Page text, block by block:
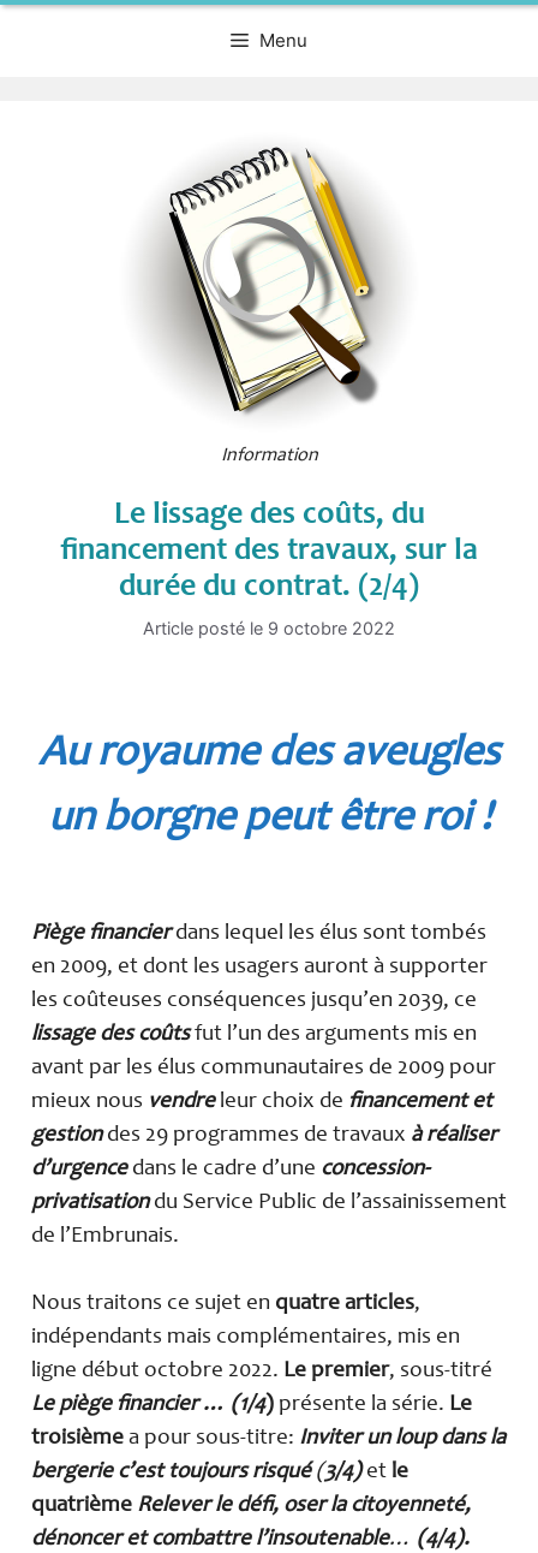
Menu
Information
Le lissage des coûts, du
financement des travaux, sur la
durée du contrat. (2/4)
Article posté le 9 octobre 2022
Au royaume des aveugles
un borgne peut être roi !
Piège financierdans lequel les élus sont tombés
en 2009, et dont les usagers auront à supporter
les coûteuses conséquences jusqu’en 2039, ce
lissage des coûtsfut l’un des arguments mis en
avant par les élus communautaires de 2009 pour
mieux nous vendre leur choix de financement et
gestiondes 29 programmes de travaux à réaliser
d’urgencedans le cadre d’une concession-
privatisationdu Service Public de l’assainissement
de l’Embrunais.
Nous traitons ce sujet en quatre articles,
indépendants mais complémentaires, mis en
ligne début octobre 2022. Le premier, sous-titré
Le piège financier … (1/4)présente la série. Le
troisième a pour sous-titre: Inviter un loup dans la
bergerie c’est toujours risqué (3/4) et le
quatrième Relever le défi, oser la citoyenneté,
dénoncer et combattre l’insoutenable… (4/4).